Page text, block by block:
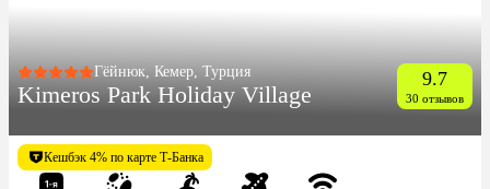
Гёйнюк, Кемер, Турция
Kimeros Park Holiday Village
9.7
30 отзывов
Кешбэк 4% по карте Т-Банка